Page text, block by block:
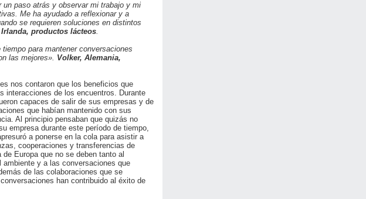
un paso atrás y observar mi trabajo y mi
Me ha ayudado a reflexionar y a
se requieren soluciones en distintos
Irlanda, productos lácteos.
para mantener conversaciones
las mejores». Volker, Alemania,
nos contaron que los beneficios que
interacciones de los encuentros. Durante
capaces de salir de sus empresas y de
que habían mantenido con sus
Al principio pensaban que quizás no
empresa durante este período de tiempo,
a ponerse en la cola para asistir a
cooperaciones y transferencias de
Europa que no se deben tanto al
y a las conversaciones que
de las colaboraciones que se
han contribuido al éxito de